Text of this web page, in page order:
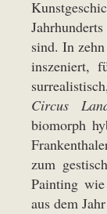
sind. In
inszeniert,
Circus
biomorph
zum
Painting
aus dem